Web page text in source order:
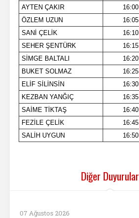
AYTEN ÇAKIR
16:00
ÖZLEM UZUN
16:05
SANİ ÇELİK
16:10
SEHER ŞENTÜRK
16:15
SİMGE BALTALI
16:20
BUKET SOLMAZ
16:25
ELİF SİLİNSİN
16:30
KEZBAN YANĞIÇ
16:35
SAİME TİKTAŞ
16:40
FEZİLE ÇELİK
16:45
SALİH UYGUN
16:50
Diğer Duyurular
07 Ağustos 2026